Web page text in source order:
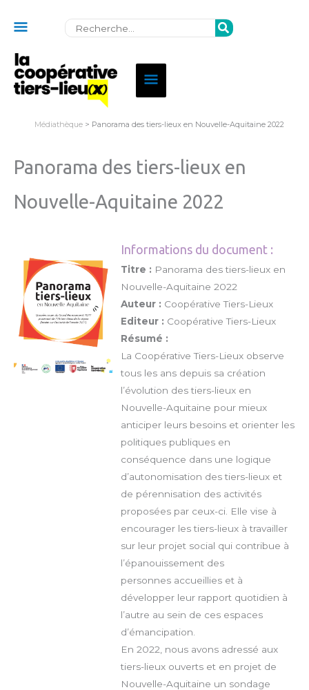
Rechercher:
de
l'en-
tête
Menu
principal
Médiathèque> Panorama des tiers-lieux en Nouvelle-Aquitaine 2022
Panorama des tiers-lieux en
Nouvelle-Aquitaine 2022
Informations du document :
Titre : Panorama des tiers-lieux en
Nouvelle-Aquitaine 2022
Auteur : Coopérative Tiers-Lieux
Editeur : Coopérative Tiers-Lieux
Résumé :
La Coopérative Tiers-Lieux observe
tous les ans depuis sa création
l’évolution des tiers-lieux en
Nouvelle-Aquitaine pour mieux
anticiper leurs besoins et orienter les
politiques publiques en
conséquence dans une logique
d’autonomisation des tiers-lieux et
de pérennisation des activités
proposées par ceux-ci. Elle vise à
encourager les tiers-lieux à travailler
sur leur projet social qui contribue à
l’épanouissement des
personnes accueillies et à
développer leur rapport quotidien à
l’autre au sein de ces espaces
d’émancipation.
En 2022, nous avons adressé aux
tiers-lieux ouverts et en projet de
Nouvelle-Aquitaine un sondage